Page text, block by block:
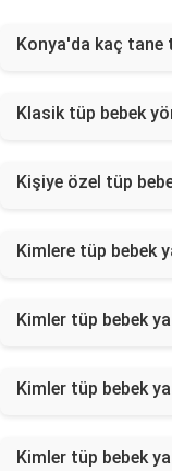
Konya'da kaç tane
Klasik tüp bebek
Kişiye özel tüp
Kimlere tüp bebek
Kimler tüp bebek
Kimler tüp bebek
Kimler tüp bebek